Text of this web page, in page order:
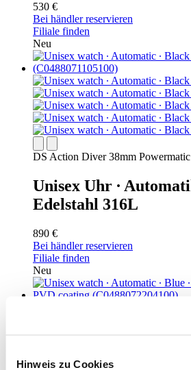
Hinweis zu Cookies
530 €
Bei händler reservieren
Filiale finden
Neu
DS Action Diver 38mm
Unisex Uhr ∙
Edelstahl 316L
890 €
Bei händler reservieren
Filiale finden
Neu